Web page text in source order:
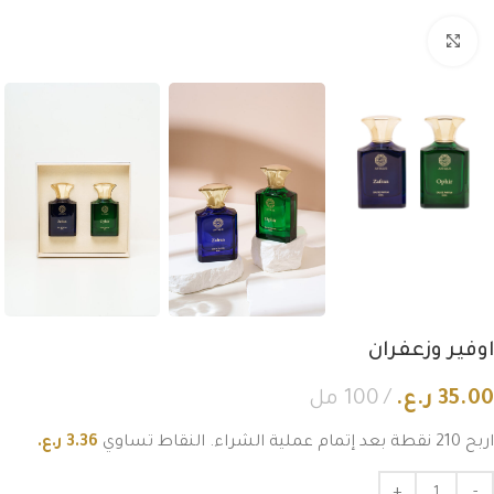
اوفير وزعفران
35.00 ر.ع. 100 مل
اربح 210 نقطة بعد إتمام عملية الشراء. النقاط تساوي 3.36 ر.ع.